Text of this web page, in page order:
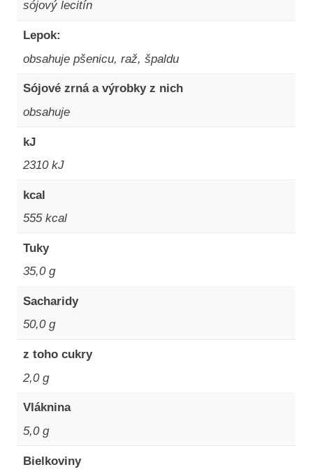
sójový lecitín
Lepok:
obsahuje pšenicu, raž, špaldu
Sójové zrná a výrobky z nich
obsahuje
kJ
2310 kJ
kcal
555 kcal
Tuky
35,0 g
Sacharidy
50,0 g
z toho cukry
2,0 g
Vláknina
5,0 g
Bielkoviny